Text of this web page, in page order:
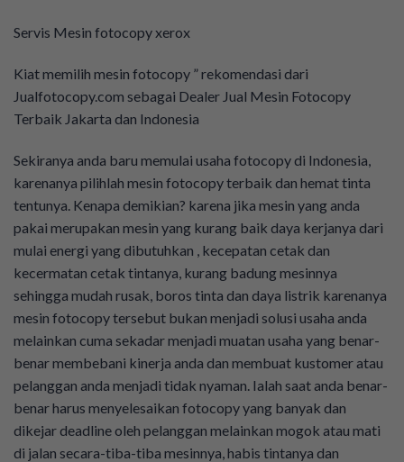
Servis Mesin fotocopy xerox
Kiat memilih mesin fotocopy ” rekomendasi dari
Jualfotocopy.com sebagai Dealer Jual Mesin Fotocopy
Terbaik Jakarta dan Indonesia
Sekiranya anda baru memulai usaha fotocopy di Indonesia,
karenanya pilihlah mesin fotocopy terbaik dan hemat tinta
tentunya. Kenapa demikian? karena jika mesin yang anda
pakai merupakan mesin yang kurang baik daya kerjanya dari
mulai energi yang dibutuhkan , kecepatan cetak dan
kecermatan cetak tintanya, kurang badung mesinnya
sehingga mudah rusak, boros tinta dan daya listrik karenanya
mesin fotocopy tersebut bukan menjadi solusi usaha anda
melainkan cuma sekadar menjadi muatan usaha yang benar-
benar membebani kinerja anda dan membuat kustomer atau
pelanggan anda menjadi tidak nyaman. Ialah saat anda benar-
benar harus menyelesaikan fotocopy yang banyak dan
dikejar deadline oleh pelanggan melainkan mogok atau mati
di jalan secara-tiba-tiba mesinnya, habis tintanya dan